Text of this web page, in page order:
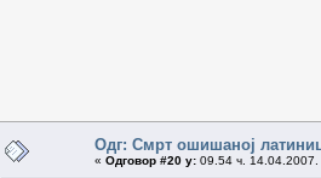
Одг: Смрт ошишаној
« Одговор #20 у: 09.54 ч. 14.04.2007.